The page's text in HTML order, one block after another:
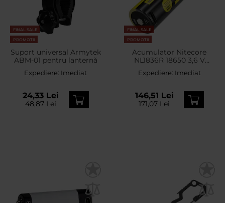
FINAL SALE
PROMOTII
Suport universal Armytek
ABM-01 pentru lanternă
Expediere: Imediat
24,33 Lei
48,87 Lei
FINAL SALE
PROMOTII
Acumulator Nitecore
NL1836R 18650 3,6 V
Rechargeable - 3600
mAh
Expediere: Imediat
146,51 Lei
171,07 Lei